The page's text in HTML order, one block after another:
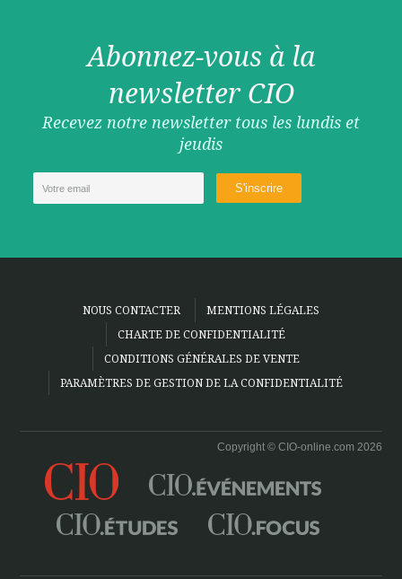
Abonnez-vous à la
newsletter CIO
Recevez notre newsletter tous les lundis et
jeudis
NOUS CONTACTER
MENTIONS LÉGALES
CHARTE DE CONFIDENTIALITÉ
CONDITIONS GÉNÉRALES DE VENTE
PARAMÈTRES DE GESTION DE LA CONFIDENTIALITÉ
Copyright © CIO-online.com 2026